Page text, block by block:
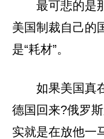
最可悲的是
美国制裁自己的
是“耗材”。
如果美国真
德国回来?俄罗
实就是在放他一